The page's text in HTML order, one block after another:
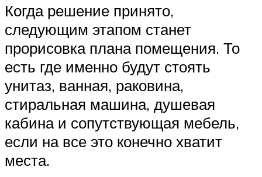
Когда решение принято,
следующим этапом станет
прорисовка плана помещения. То
есть где именно будут стоять
унитаз, ванная, раковина,
стиральная машина, душевая
кабина и сопутствующая мебель,
если на все это конечно хватит
места.